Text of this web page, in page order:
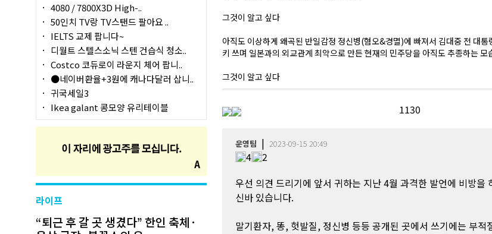
4080 / 7800X3D High-..
50인치 TV랑 TV스탠드 팔아요 ..
IELTS 교제 팝니다~
디월트 스텔스소닉 스텐 건습식 청소..
Costco 코듀로이 라운지 체어 팝니..
●네이버환율+3원에 캐나다달러 삽니..
귀국세일3
Ikea galant 콩모양 유리테이블
라이프
“퇴근 후 갈 곳 생겼다” 한인 축체·
그것이 알고 싶다
아직도 이상하게 왜곡된 반일감정 정신병(혐오&경멸)에 빠져서 김대중 전 대통
키 쓰며 일본과의 외교관계 최악으로 만든 현재의 민주당을 아직도 추종하는 모
그것이 알고 싶다
1130
운영팀 | 2023-09-15 20:49
4
2
우선 의견 드리기에 앞서 귀하는 지난 4월 과격한 발언에 비방을
신바 있습니다.
말기환자, 똥, 헛발질, 정신병 등등 공개된 곳에서 쓰기에는 부적